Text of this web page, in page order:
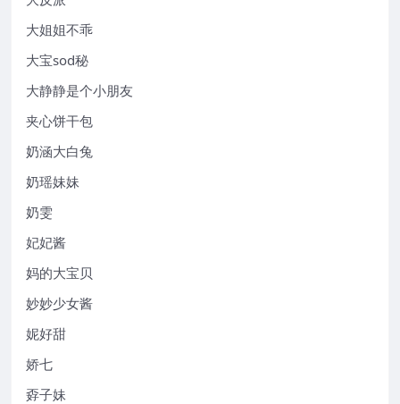
大姐姐不乖
大宝sod秘
大静静是个小朋友
夹心饼干包
奶涵大白兔
奶瑶妹妹
奶雯
妃妃酱
妈的大宝贝
妙妙少女酱
妮好甜
娇七
孬子妹